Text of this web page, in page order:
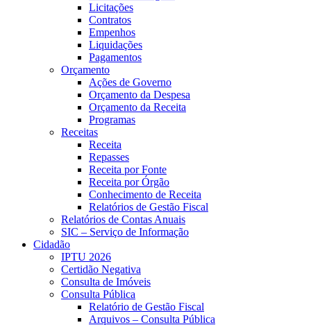
Licitações
Contratos
Empenhos
Liquidações
Pagamentos
Orçamento
Ações de Governo
Orçamento da Despesa
Orçamento da Receita
Programas
Receitas
Receita
Repasses
Receita por Fonte
Receita por Órgão
Conhecimento de Receita
Relatórios de Gestão Fiscal
Relatórios de Contas Anuais
SIC – Serviço de Informação
Cidadão
IPTU 2026
Certidão Negativa
Consulta de Imóveis
Consulta Pública
Relatório de Gestão Fiscal
Arquivos – Consulta Pública